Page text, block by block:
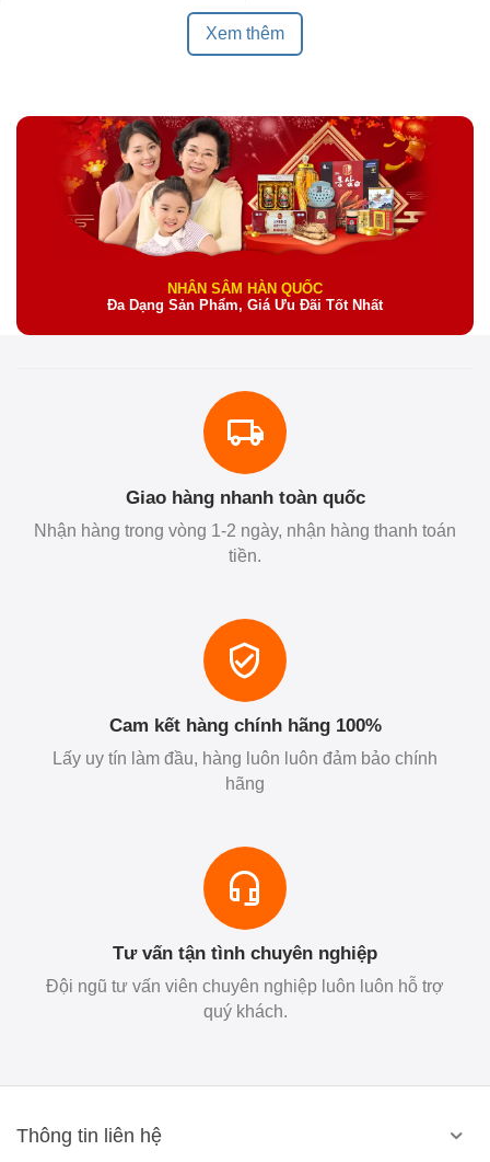
Xem thêm
NHÂN SÂM HÀN QUỐC
Đa Dạng Sản Phẩm, Giá Ưu Đãi Tốt Nhất
Giao hàng nhanh toàn quốc
Nhận hàng trong vòng 1-2 ngày, nhận hàng thanh toán
tiền.
Cam kết hàng chính hãng 100%
Lấy uy tín làm đầu, hàng luôn luôn đảm bảo chính
hãng
Tư vấn tận tình chuyên nghiệp
Đội ngũ tư vấn viên chuyên nghiệp luôn luôn hỗ trợ
quý khách.
Thông tin liên hệ